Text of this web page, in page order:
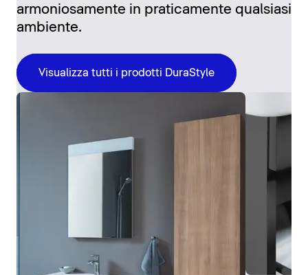
armoniosamente in praticamente qualsiasi
ambiente.
Visualizza tutti i prodotti DuraStyle